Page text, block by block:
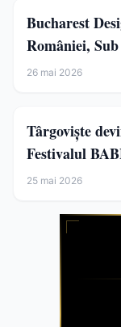
Bucharest
României,
26 mai 2026
Târgoviște
Festivalul
25 mai 2026